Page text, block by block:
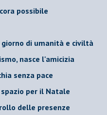
possibile
di umanità e civiltà
nasce l'amicizia
senza pace
per il Natale
delle presenze